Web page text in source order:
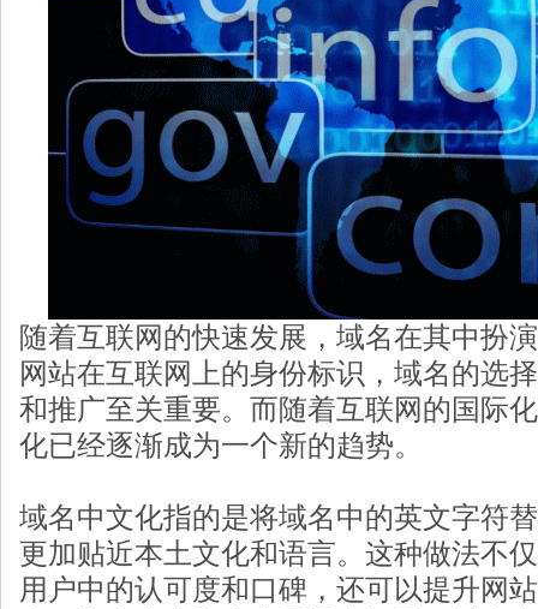
随着互联网的快速发展，域名在其中扮
网站在互联网上的身份标识，域名的选
和推广至关重要。而随着互联网的国际
化已经逐渐成为一个新的趋势。
域名中文化指的是将域名中的英文字符
更加贴近本土文化和语言。这种做法不
用户中的认可度和口碑，还可以提升网